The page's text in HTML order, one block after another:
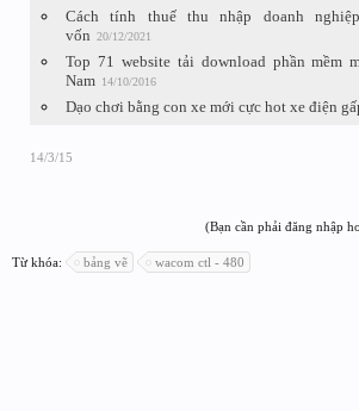
Cách tính thuế thu nhập doanh
vốn 20/12/2021
Top 71 website tải download phần mềm
Nam 14/10/2016
Dạo chơi bằng con xe mới cực hot xe điện
14/3/15
(Bạn cần phải đăng nhập
Từ khóa: bảng vẽ wacom ctl - 480